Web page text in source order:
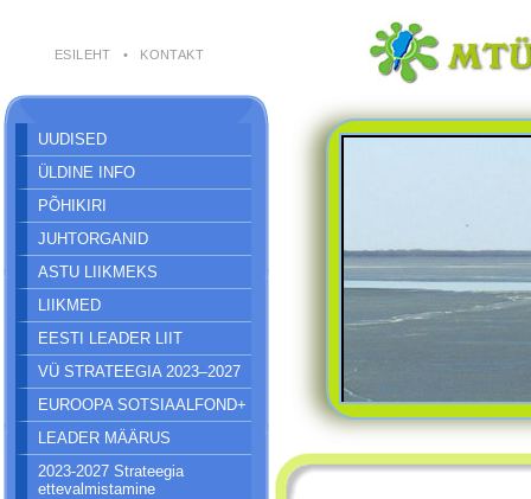
ESILEHT • KONTAKT
UUDISED
ÜLDINE INFO
PÕHIKIRI
JUHTORGANID
ASTU LIIKMEKS
LIIKMED
EESTI LEADER LIIT
VÜ STRATEEGIA 2023–2027
EUROOPA SOTSIAALFOND+
LEADER MÄÄRUS
2023-2027 Strateegia
ettevalmistamine